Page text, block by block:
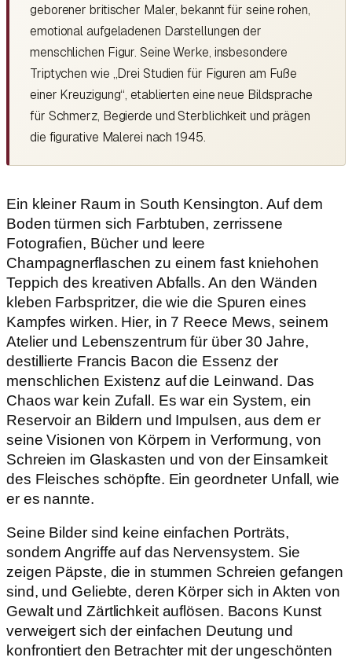
geborener britischer Maler, bekannt für seine rohen,
emotional aufgeladenen Darstellungen der
menschlichen Figur. Seine Werke, insbesondere
Triptychen wie „Drei Studien für Figuren am Fuße
einer Kreuzigung“, etablierten eine neue Bildsprache
für Schmerz, Begierde und Sterblichkeit und prägen
die figurative Malerei nach 1945.
Ein kleiner Raum in South Kensington. Auf dem
Boden türmen sich Farbtuben, zerrissene
Fotografien, Bücher und leere
Champagnerflaschen zu einem fast kniehohen
Teppich des kreativen Abfalls. An den Wänden
kleben Farbspritzer, die wie die Spuren eines
Kampfes wirken. Hier, in 7 Reece Mews, seinem
Atelier und Lebenszentrum für über 30 Jahre,
destillierte Francis Bacon die Essenz der
menschlichen Existenz auf die Leinwand. Das
Chaos war kein Zufall. Es war ein System, ein
Reservoir an Bildern und Impulsen, aus dem er
seine Visionen von Körpern in Verformung, von
Schreien im Glaskasten und von der Einsamkeit
des Fleisches schöpfte. Ein geordneter Unfall, wie
er es nannte.
Seine Bilder sind keine einfachen Porträts,
sondern Angriffe auf das Nervensystem. Sie
zeigen Päpste, die in stummen Schreien gefangen
sind, und Geliebte, deren Körper sich in Akten von
Gewalt und Zärtlichkeit auflösen. Bacons Kunst
verweigert sich der einfachen Deutung und
konfrontiert den Betrachter mit der ungeschönten